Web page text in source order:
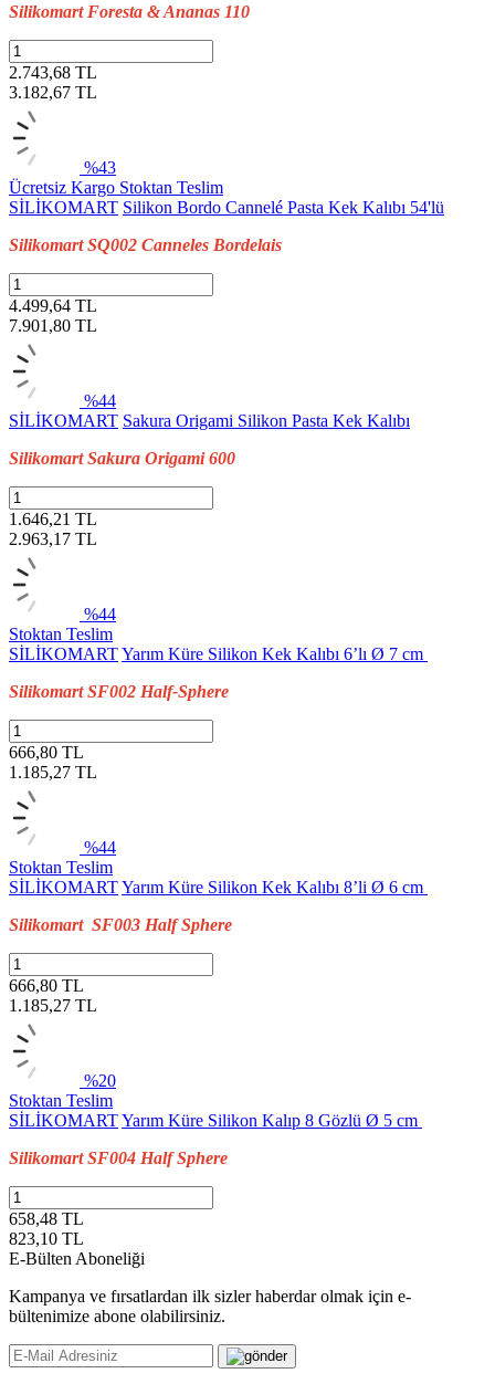
Silikomart Foresta & Ananas 110
2.743,68 TL
3.182,67 TL
%43
Ücretsiz Kargo Stoktan Teslim
SİLİKOMART Silikon Bordo Cannelé Pasta Kek Kalıbı 54'lü
Silikomart SQ002 Canneles Bordelais
4.499,64 TL
7.901,80 TL
%44
SİLİKOMART Sakura Origami Silikon Pasta Kek Kalıbı
Silikomart Sakura Origami 600
1.646,21 TL
2.963,17 TL
%44
Stoktan Teslim
SİLİKOMARTYarım Küre Silikon Kek Kalıbı 6’lı Ø 7 cm
Silikomart SF002 Half-Sphere
666,80 TL
1.185,27 TL
%44
Stoktan Teslim
SİLİKOMARTYarım Küre Silikon Kek Kalıbı 8’li Ø 6 cm
Silikomart SF003 Half Sphere
666,80 TL
1.185,27 TL
%20
Stoktan Teslim
SİLİKOMARTYarım Küre Silikon Kalıp 8 Gözlü Ø 5 cm
Silikomart SF004 Half Sphere
658,48 TL
823,10 TL
E-Bülten Aboneliği
Kampanya ve fırsatlardan ilk sizler haberdar olmak için e-
bültenimize abone olabilirsiniz.